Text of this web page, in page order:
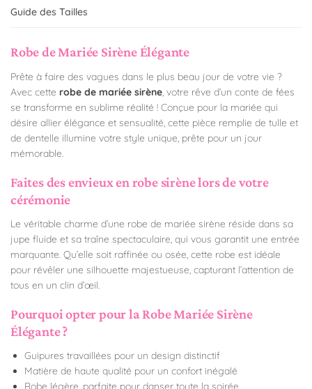
Guide des Tailles
Robe de Mariée Sirène Élégante
Prête à faire des vagues dans le plus beau jour de votre vie ?
Avec cette robe de mariée sirène , votre rêve d’un conte de fées
se transforme en sublime réalité ! Conçue pour la mariée qui
désire allier élégance et sensualité, cette pièce remplie de tulle et
de dentelle illumine votre style unique, prête pour un jour
mémorable.
Faites des envieux en robe sirène lors de votre
cérémonie
Le véritable charme d’une robe de mariée sirène réside dans sa
jupe fluide et sa traîne spectaculaire, qui vous garantit une entrée
marquante. Qu’elle soit raffinée ou osée, cette robe est idéale
pour révêler une silhouette majestueuse, capturant l’attention de
tous en un clin d’œil.
Pourquoi opter pour la Robe Mariée Sirène
Élégante ?
Guipures travaillées pour un design distinctif
Matière de haute qualité pour un confort inégalé